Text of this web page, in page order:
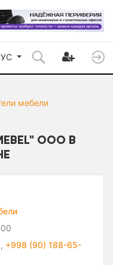
мебели
ООО В
, +998 (90) 188-65-